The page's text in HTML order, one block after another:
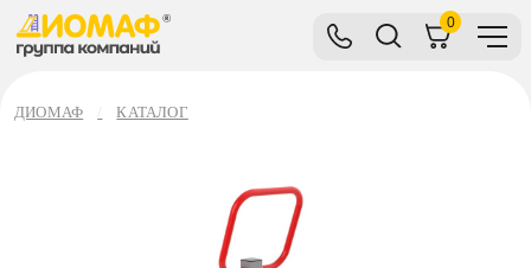
0
ДИОМАФ КАТАЛОГ